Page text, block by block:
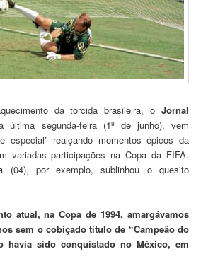
da torcida brasileira, o Jornal
última segunda-feira (1º de junho), vem
especial” realçando momentos épicos da
variadas participações na Copa da FIFA.
(04), por exemplo, sublinhou o quesito
atual, na Copa de 1994, amargávamos
sem o cobiçado título de “Campeão do
havia sido conquistado no México, em